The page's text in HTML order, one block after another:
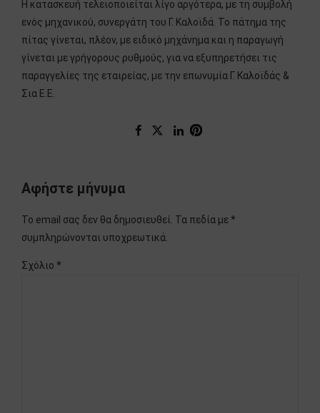
Η κατασκευή τελειοποιείται λίγο αργότερα, με τη συμβολή
ενός μηχανικού, συνεργάτη του Γ. Καλοϊδά. Το πάτημα της
πίτας γίνεται, πλέον, με ειδικό μηχάνημα και η παραγωγή
γίνεται με γρήγορους ρυθμούς, για να εξυπηρετήσει τις
παραγγελίες της εταιρείας, με την επωνυμία Γ. Καλοϊδάς &
Σια Ε.Ε.
Αφήστε μήνυμα
Το email σας δεν θα δημοσιευθεί. Τα πεδία με *
συμπληρώνονται υποχρεωτικά.
Σχόλιο *